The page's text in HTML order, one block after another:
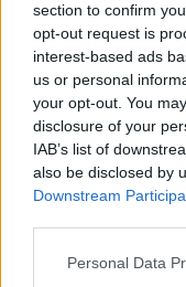
section to confirm
opt-out request is
interest-based ads
us or personal
your opt-out. You
disclosure of your
IAB’s list of
also be disclosed by
Downstream
Personal Data
Kultura